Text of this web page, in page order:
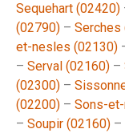
Sequehart (02420)
(02790) – Serches
et-nesles (02130)
– Serval (02160) –
(02300) –
(02200) – Sons-
– Soupir (02160) –